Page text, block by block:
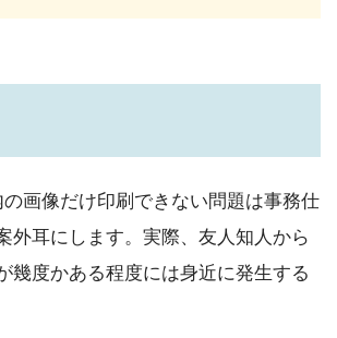
画像だけ印刷できない問題は事務仕
外耳にします。実際、友人知人から
幾度かある程度には身近に発生する